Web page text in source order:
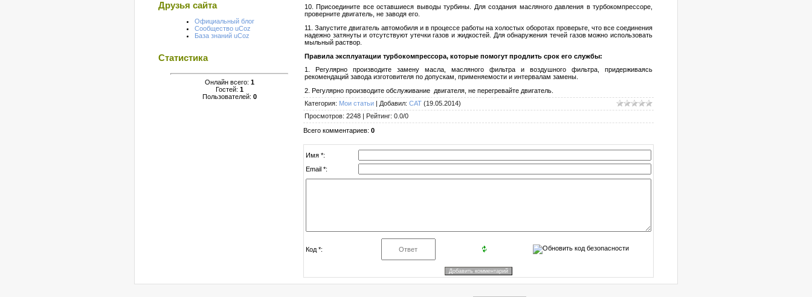
Друзья сайта
Официальный блог
Сообщество uCoz
База знаний uCoz
Статистика
Онлайн всего: 1
Гостей: 1
Пользователей: 0
10. Присоедините все оставшиеся выводы турбины. Для создания масляного давления в турбокомпрессоре,
проверните двигатель, не заводя его.
11. Запустите двигатель автомобиля и в процессе работы на холостых оборотах проверьте, что все соединения
надежно затянуты и отсутствуют утечки газов и жидкостей. Для обнаружения течей газов можно использовать
мыльный раствор.
Правила эксплуатации турбокомпрессора, которые помогут продлить срок его службы:
1. Регулярно производите замену масла, масляного фильтра и воздушного фильтра, придерживаясь
рекомендаций завода изготовителя по допускам, применяемости и интервалам замены.
2. Регулярно производите обслуживание двигателя, не перегревайте двигатель.
Категория: Мои статьи | Добавил: САТ (19.05.2014)
Просмотров: 2248 | Рейтинг: 0.0/0
Всего комментариев: 0
Имя *:
Email *:
Код *: